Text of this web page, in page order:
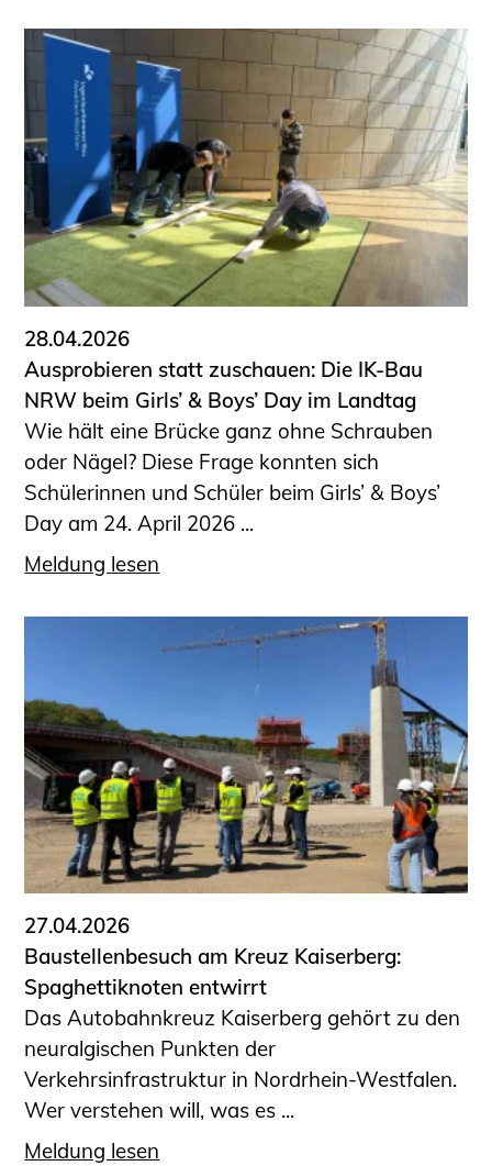
28.04.2026
Ausprobieren statt zuschauen: Die IK-Bau
NRW beim Girls’ & Boys’ Day im Landtag
Wie hält eine Brücke ganz ohne Schrauben
oder Nägel? Diese Frage konnten sich
Schülerinnen und Schüler beim Girls’ & Boys’
Day am 24. April 2026 ...
Meldung lesen
27.04.2026
Baustellenbesuch am Kreuz Kaiserberg:
Spaghettiknoten entwirrt
Das Autobahnkreuz Kaiserberg gehört zu den
neuralgischen Punkten der
Verkehrsinfrastruktur in Nordrhein-Westfalen.
Wer verstehen will, was es ...
Meldung lesen